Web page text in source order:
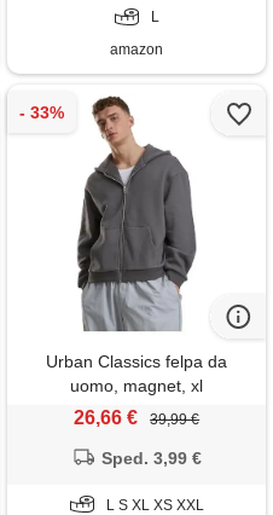
L
amazon
Urban Classics felpa da
uomo, magnet, xl
26,66 € 39,99 €
Sped. 3,99 €
L S XL XS XXL